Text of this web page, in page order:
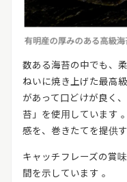
数ある海苔の中でも、
ねいに焼き上げた最高
があって口どけが良く
苔」を使用しています
感を、巻きたてを提供
キャッチフレーズの賞
間を示しています 。